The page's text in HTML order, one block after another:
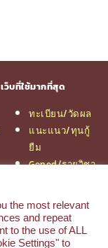
เว็บที่ใช้มากที่สุด
ทะเบียน/วัดผล
แนะแนว/ทุนกู้
ยืม
Gened/รายวิชา
ป.โท MBA
คณะ
the most relevant
and repeat
to the use of ALL
Settings" to